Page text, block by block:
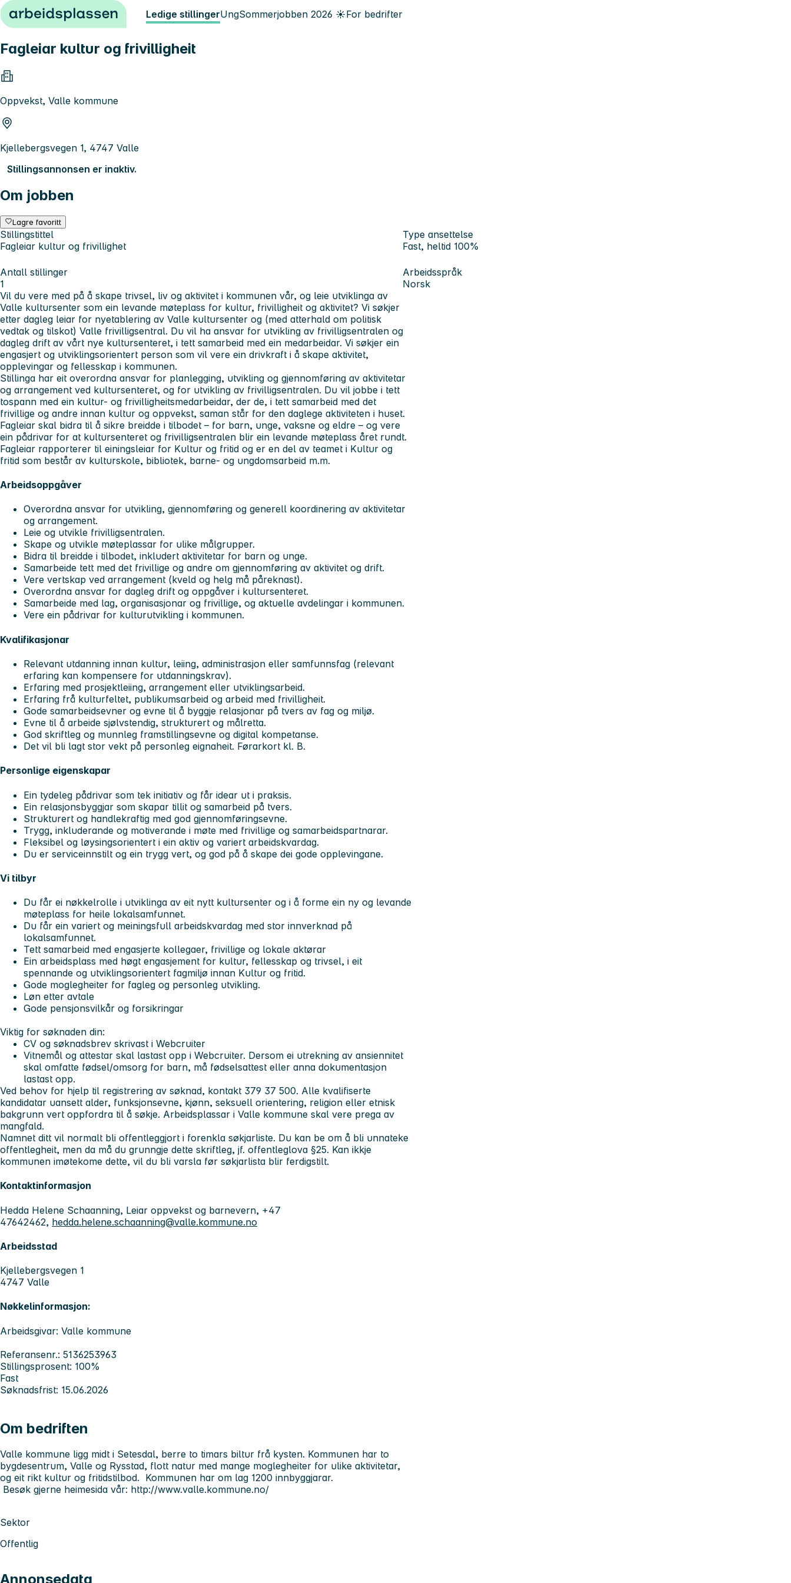
Hopp til innhold Ledige stillingerUngSommerjobben 2026 ☀️For bedrifter
Fagleiar kultur og frivilligheit
Oppvekst, Valle kommune
Kjellebergsvegen 1, 4747 Valle
Stillingsannonsen er inaktiv.
Om jobben
Lagre favoritt
Stillingstittel
Fagleiar kultur og frivillighet
Type ansettelse
Fast, heltid 100%
Antall stillinger
1
Arbeidsspråk
Norsk
Vil du vere med på å skape trivsel, liv og aktivitet i kommunen vår, og leie utviklinga av
Valle kultursenter som ein levande møteplass for kultur, frivilligheit og aktivitet? Vi søkjer
etter dagleg leiar for nyetablering av Valle kultursenter og (med atterhald om politisk
vedtak og tilskot) Valle frivilligsentral. Du vil ha ansvar for utvikling av frivilligsentralen og
dagleg drift av vårt nye kultursenteret, i tett samarbeid med ein medarbeidar. Vi søkjer ein
engasjert og utviklingsorientert person som vil vere ein drivkraft i å skape aktivitet,
opplevingar og fellesskap i kommunen.
Stillinga har eit overordna ansvar for planlegging, utvikling og gjennomføring av aktivitetar
og arrangement ved kultursenteret, og for utvikling av frivilligsentralen. Du vil jobbe i tett
tospann med ein kultur- og frivilligheitsmedarbeidar, der de, i tett samarbeid med det
frivillige og andre innan kultur og oppvekst, saman står for den daglege aktiviteten i huset.
Fagleiar skal bidra til å sikre breidde i tilbodet – for barn, unge, vaksne og eldre – og vere
ein pådrivar for at kultursenteret og frivilligsentralen blir ein levande møteplass året rundt.
Fagleiar rapporterer til einingsleiar for Kultur og fritid og er en del av teamet i Kultur og
fritid som består av kulturskole, bibliotek, barne- og ungdomsarbeid m.m.
Arbeidsoppgåver
Overordna ansvar for utvikling, gjennomføring og generell koordinering av aktivitetar
og arrangement.
Leie og utvikle frivilligsentralen.
Skape og utvikle møteplassar for ulike målgrupper.
Bidra til breidde i tilbodet, inkludert aktivitetar for barn og unge.
Samarbeide tett med det frivillige og andre om gjennomføring av aktivitet og drift.
Vere vertskap ved arrangement (kveld og helg må påreknast).
Overordna ansvar for dagleg drift og oppgåver i kultursenteret.
Samarbeide med lag, organisasjonar og frivillige, og aktuelle avdelingar i kommunen.
Vere ein pådrivar for kulturutvikling i kommunen.
Kvalifikasjonar
Relevant utdanning innan kultur, leiing, administrasjon eller samfunnsfag (relevant
erfaring kan kompensere for utdanningskrav).
Erfaring med prosjektleiing, arrangement eller utviklingsarbeid.
Erfaring frå kulturfeltet, publikumsarbeid og arbeid med frivilligheit.
Gode samarbeidsevner og evne til å byggje relasjonar på tvers av fag og miljø.
Evne til å arbeide sjølvstendig, strukturert og målretta.
God skriftleg og munnleg framstillingsevne og digital kompetanse.
Det vil bli lagt stor vekt på personleg eignaheit. Førarkort kl. B.
Personlige eigenskapar
Ein tydeleg pådrivar som tek initiativ og får idear ut i praksis.
Ein relasjonsbyggjar som skapar tillit og samarbeid på tvers.
Strukturert og handlekraftig med god gjennomføringsevne.
Trygg, inkluderande og motiverande i møte med frivillige og samarbeidspartnarar.
Fleksibel og løysingsorientert i ein aktiv og variert arbeidskvardag.
Du er serviceinnstilt og ein trygg vert, og god på å skape dei gode opplevingane.
Vi tilbyr
Du får ei nøkkelrolle i utviklinga av eit nytt kultursenter og i å forme ein ny og levande
møteplass for heile lokalsamfunnet.
Du får ein variert og meiningsfull arbeidskvardag med stor innverknad på
lokalsamfunnet.
Tett samarbeid med engasjerte kollegaer, frivillige og lokale aktørar
Ein arbeidsplass med høgt engasjement for kultur, fellesskap og trivsel, i eit
spennande og utviklingsorientert fagmiljø innan Kultur og fritid.
Gode moglegheiter for fagleg og personleg utvikling.
Løn etter avtale
Gode pensjonsvilkår og forsikringar
Viktig for søknaden din:
CV og søknadsbrev skrivast i Webcruiter
Vitnemål og attestar skal lastast opp i Webcruiter. Dersom ei utrekning av ansiennitet
skal omfatte fødsel/omsorg for barn, må fødselsattest eller anna dokumentasjon
lastast opp.
Ved behov for hjelp til registrering av søknad, kontakt 379 37 500. Alle kvalifiserte
kandidatar uansett alder, funksjonsevne, kjønn, seksuell orientering, religion eller etnisk
bakgrunn vert oppfordra til å søkje. Arbeidsplassar i Valle kommune skal vere prega av
mangfald.
Namnet ditt vil normalt bli offentleggjort i forenkla søkjarliste. Du kan be om å bli unnateke
offentlegheit, men da må du grunngje dette skriftleg, jf. offentleglova §25. Kan ikkje
kommunen imøtekome dette, vil du bli varsla før søkjarlista blir ferdigstilt.
Kontaktinformasjon
Hedda Helene Schaanning, Leiar oppvekst og barnevern, +47
47642462, hedda.helene.schaanning@valle.kommune.no
Arbeidsstad
Kjellebergsvegen 1
4747 Valle
Nøkkelinformasjon:
Arbeidsgivar: Valle kommune
Referansenr.: 5136253963
Stillingsprosent: 100%
Fast
Søknadsfrist: 15.06.2026
Om bedriften
Valle kommune ligg midt i Setesdal, berre to timars biltur frå kysten. Kommunen har to
bygdesentrum, Valle og Rysstad, flott natur med mange moglegheiter for ulike aktivitetar,
og eit rikt kultur og fritidstilbod. Kommunen har om lag 1200 innbyggjarar.
Besøk gjerne heimesida vår: http://www.valle.kommune.no/
Sektor
Offentlig
Annonsedata